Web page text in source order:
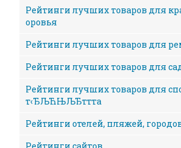
Рейтинги лучших товаров для
оровья
Рейтинги лучших товаров для
Рейтинги лучших товаров для
Рейтинги лучших товаров для
т‹ЂЉЋЊЉЂттта
Рейтинги отелей, пляжей,